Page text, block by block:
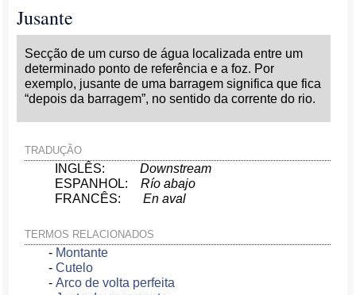
Jusante
Secção de um curso de água localizada entre um
determinado ponto de referência e a foz. Por
exemplo, jusante de uma barragem significa que fica
“depois da barragem”, no sentido da corrente do rio.
TRADUÇÃO
INGLÊS:Downstream
ESPANHOL:Río abajo
FRANCÊS:En aval
TERMOS RELACIONADOS
- Montante
-Cutelo
-Arco de volta perfeita